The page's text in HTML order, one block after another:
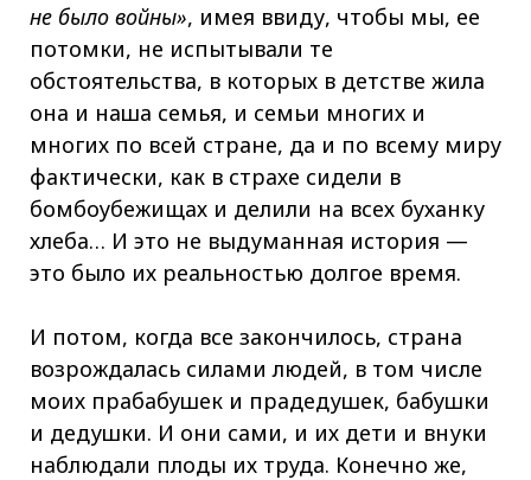
не было войны», имея ввиду, чтобы мы, ее
потомки, не испытывали те
обстоятельства, в которых в детстве жила
она и наша семья, и семьи многих и
многих по всей стране, да и по всему миру
фактически, как в страхе сидели в
бомбоубежищах и делили на всех буханку
хлеба… И это не выдуманная история —
это было их реальностью долгое время.
И потом, когда все закончилось, страна
возрождалась силами людей, в том числе
моих прабабушек и прадедушек, бабушки
и дедушки. И они сами, и их дети и внуки
наблюдали плоды их труда. Конечно же,